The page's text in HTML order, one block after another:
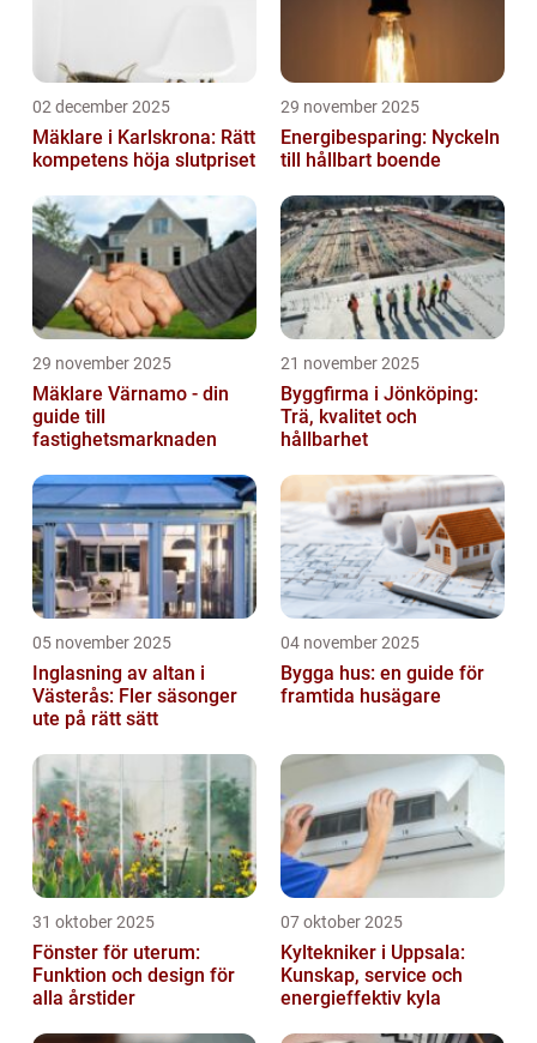
02 december 2025
Mäklare i Karlskrona: Rätt
kompetens höja slutpriset
29 november 2025
Energibesparing: Nyckeln
till hållbart boende
29 november 2025
Mäklare Värnamo - din
guide till
fastighetsmarknaden
21 november 2025
Byggfirma i Jönköping:
Trä, kvalitet och
hållbarhet
05 november 2025
Inglasning av altan i
Västerås: Fler säsonger
ute på rätt sätt
04 november 2025
Bygga hus: en guide för
framtida husägare
31 oktober 2025
Fönster för uterum:
Funktion och design för
alla årstider
07 oktober 2025
Kyltekniker i Uppsala:
Kunskap, service och
energieffektiv kyla